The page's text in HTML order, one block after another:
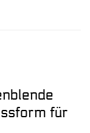
für